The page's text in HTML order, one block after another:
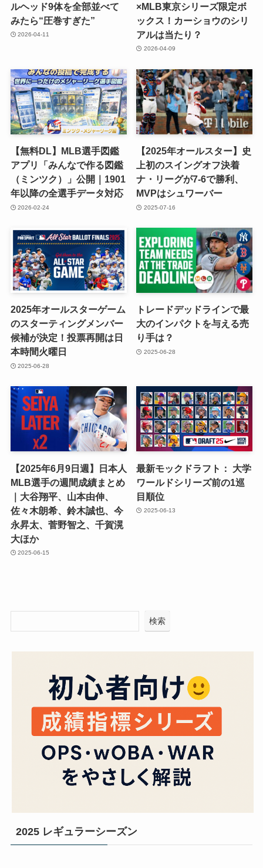
ルヘッド9体を全部並べて
みたら“圧巻すぎた”
2026-04-11
×MLB東京シリーズ限定ボ
ックス！カーショウのシリ
アルは当たり？
2026-04-09
【無料DL】MLB選手図鑑
アプリ「みんなで作る図鑑
（ミンツク）」公開｜1901
年以降の全選手データ対応
2026-02-24
【2025年オールスター】史
上初のスイングオフ決着
ナ・リーグが7-6で勝利、
MVPはシュワーバー
2025-07-16
2025年オールスターゲーム
のスターティングメンバー
候補が決定！投票再開は日
本時間火曜日
2025-06-28
トレードデッドラインで最
大のインパクトを与える売
り手は？
2025-06-28
【2025年6月9日週】日本人
MLB選手の週間成績まとめ
｜大谷翔平、山本由伸、
佐々木朗希、鈴木誠也、今
永昇太、菅野智之、千賀滉
大ほか
2025-06-15
最新モックドラフト： 大学
ワールドシリーズ前の1巡
目順位
2025-06-13
検索
2025 レギュラーシーズン